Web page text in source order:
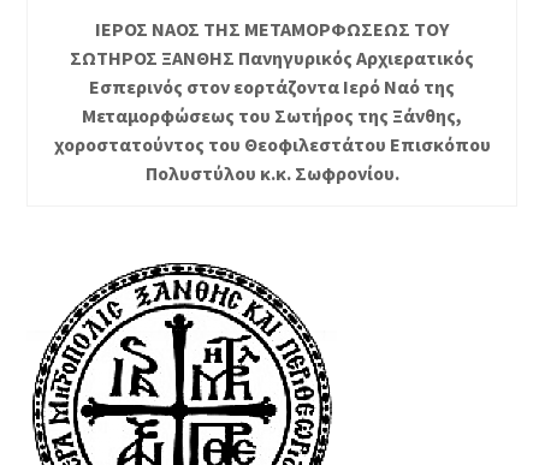
ΙΕΡΟΣ ΝΑΟΣ ΤΗΣ ΜΕΤΑΜΟΡΦΩΣΕΩΣ ΤΟΥ
ΣΩΤΗΡΟΣ ΞΑΝΘΗΣ Πανηγυρικός Αρχιερατικός
Εσπερινός στον εορτάζοντα Ιερό Ναό της
Μεταμορφώσεως του Σωτήρος της Ξάνθης,
χοροστατούντος του Θεοφιλεστάτου Επισκόπου
Πολυστύλου κ.κ. Σωφρονίου.